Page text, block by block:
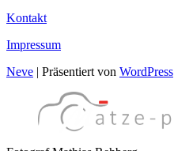
Kontakt
Impressum
Neve | Präsentiert von WordPress